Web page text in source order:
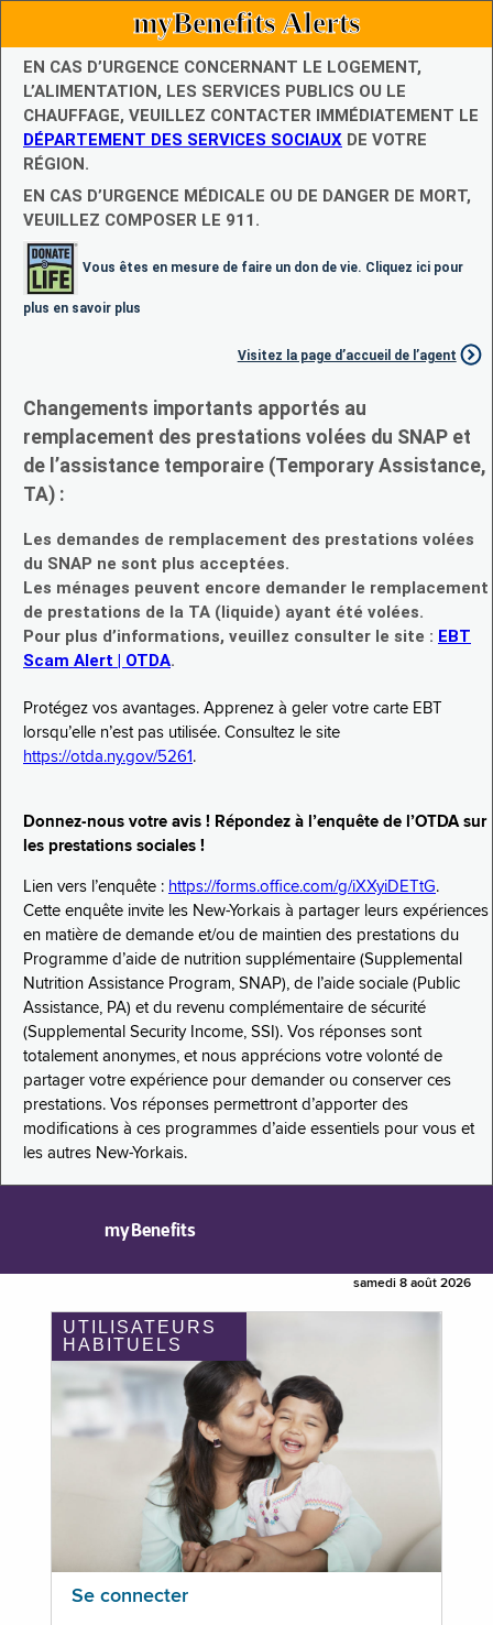
myBenefits Alerts
EN CAS D’URGENCE CONCERNANT LE LOGEMENT,
L’ALIMENTATION, LES SERVICES PUBLICS OU LE
CHAUFFAGE, VEUILLEZ CONTACTER IMMÉDIATEMENT LE
DÉPARTEMENT DES SERVICES SOCIAUX DE VOTRE
RÉGION.
EN CAS D’URGENCE MÉDICALE OU DE DANGER DE MORT,
VEUILLEZ COMPOSER LE 911.
Vous êtes en mesure de faire un don de vie. Cliquez ici pour
plus en savoir plus
Visitez la page d’accueil de l’agent
Changements importants apportés au
remplacement des prestations volées du SNAP et
de l’assistance temporaire (Temporary Assistance,
TA) :
Les demandes de remplacement des prestations volées
du SNAP ne sont plus acceptées.
Les ménages peuvent encore demander le remplacement
de prestations de la TA (liquide) ayant été volées.
Pour plus d’informations, veuillez consulter le site : EBT
Scam Alert | OTDA.
Protégez vos avantages. Apprenez à geler votre carte EBT
lorsqu’elle n’est pas utilisée. Consultez le site
https://otda.ny.gov/5261 .
Donnez-nous votre avis ! Répondez à l’enquête de l’OTDA sur
les prestations sociales !
Lien vers l’enquête : https://forms.office.com/g/iXXyiDETtG.
Cette enquête invite les New-Yorkais à partager leurs expériences
en matière de demande et/ou de maintien des prestations du
Programme d’aide de nutrition supplémentaire (Supplemental
Nutrition Assistance Program, SNAP), de l’aide sociale (Public
Assistance, PA) et du revenu complémentaire de sécurité
(Supplemental Security Income, SSI). Vos réponses sont
totalement anonymes, et nous apprécions votre volonté de
partager votre expérience pour demander ou conserver ces
prestations. Vos réponses permettront d’apporter des
modifications à ces programmes d’aide essentiels pour vous et
les autres New-Yorkais.
myBenefits
samedi 8 août 2026
UTILISATEURS
HABITUELS
Se connecter